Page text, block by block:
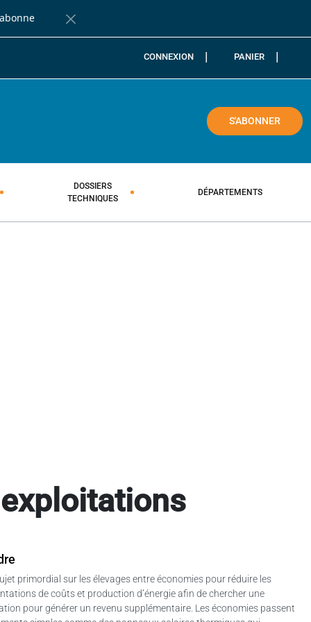
Fermer la barre de notification
CONNEXION PANIER
S'ABONNER
DOSSIERS
TECHNIQUES
DÉPARTEMENTS
primordial sur les élevages entre économies pour réduire les
de coûts et production d’énergie afin de chercher une
pour générer un revenu supplémentaire. Les économies passent